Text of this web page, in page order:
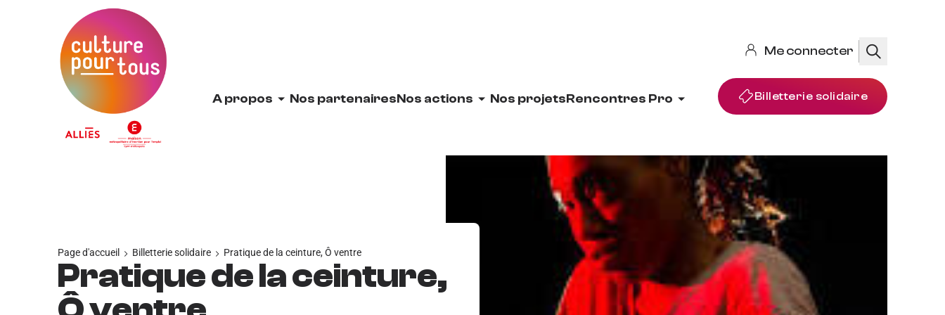
Accueil
Me connecter Rechercher
A propos Nos partenairesNos actions Nos projetsRencontres Pro Billetterie solidaire
Page d'accueil Billetterie solidaire Pratique de la ceinture, Ô ventre
Pratique de la ceinture,